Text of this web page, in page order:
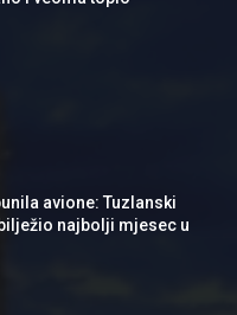
avione: Tuzlanski
najbolji mjesec u